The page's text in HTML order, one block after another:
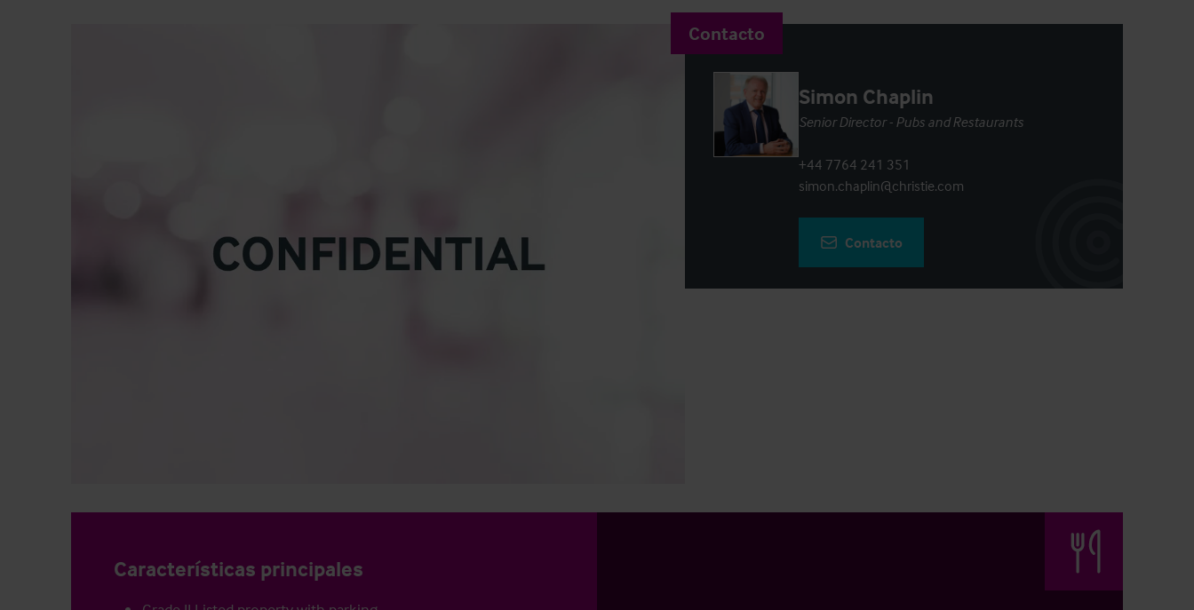
Contacto
Simon Chaplin
Senior Director - Pubs and Restaurants
+44 7764 241 351
simon.chaplin@christie.com
Contacto
Características principales